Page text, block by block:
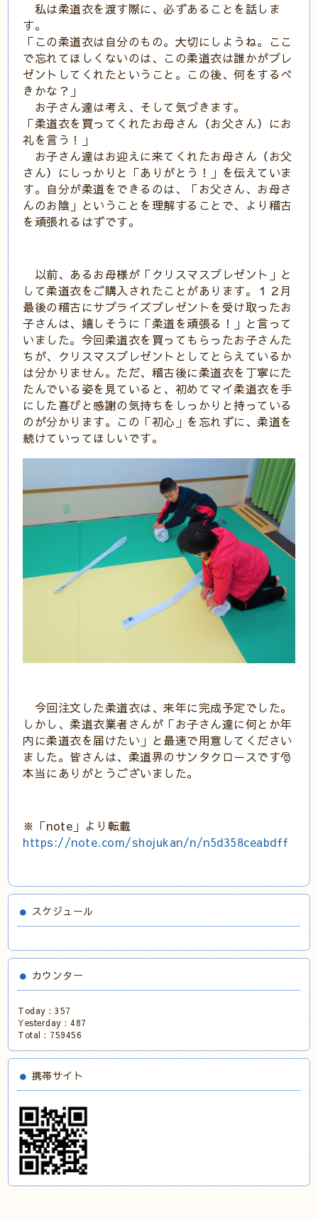
私は柔道衣を渡す際に、必ずあることを話しま
す。
「この柔道衣は自分のもの。大切にしようね。ここ
で忘れてほしくないのは、この柔道衣は誰かがプレ
ゼントしてくれたということ。この後、何をするべ
きかな？」
お子さん達は考え、そして気づきます。
「柔道衣を買ってくれたお母さん（お父さん）にお
礼を言う！」
お子さん達はお迎えに来てくれたお母さん（お父
さん）にしっかりと「ありがとう！」を伝えていま
す。自分が柔道をできるのは、「お父さん、お母さ
んのお陰」ということを理解することで、より稽古
を頑張れるはずです。
以前、あるお母様が「クリスマスプレゼント」と
して柔道衣をご購入されたことがあります。１２月
最後の稽古にサプライズプレゼントを受け取ったお
子さんは、嬉しそうに「柔道を頑張る！」と言って
いました。今回柔道衣を買ってもらったお子さんた
ちが、クリスマスプレゼントとしてとらえているか
は分かりません。ただ、稽古後に柔道衣を丁寧にた
たんでいる姿を見ていると、初めてマイ柔道衣を手
にした喜びと感謝の気持ちをしっかりと持っている
のが分かります。この「初心」を忘れずに、柔道を
続けていってほしいです。
今回注文した柔道衣は、来年に完成予定でした。
しかし、柔道衣業者さんが「お子さん達に何とか年
内に柔道衣を届けたい」と最速で用意してください
ました。皆さんは、柔道界のサンタクロースです🎅
本当にありがとうございました。
※「note」より転載
https://note.com/shojukan/n/n5d358ceabdff
スケジュール
カウンター
Today :357
Yesterday :487
Total : 759456
携帯サイト